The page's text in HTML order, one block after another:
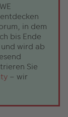
in dem
bis Ende
wird ab
Sie
– wir